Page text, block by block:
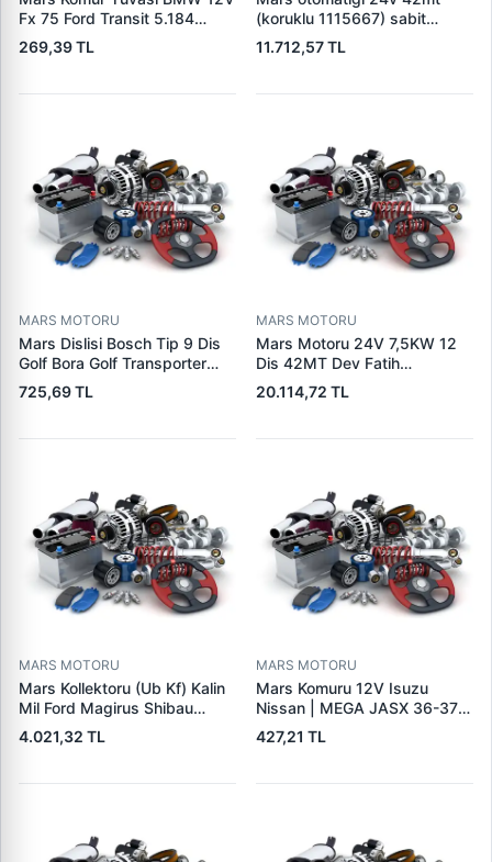
Fx 75 Ford Transit 5.184
Visteon | PARS PRS-BHL230
| OEM 97VB11000AA
269,39 TL
(koruklu 1115667) sabit
pistonlu 3604650rx 7t0258
7x1955
11.712,57 TL
MARS MOTORU
Mars Dislisi Bosch Tip 9 Dis
Golf Bora Golf Transporter
Seat Skoda (15713) | ZEN
1108 | OEM 1072156
725,69 TL
MARS MOTORU
Mars Motoru 24V 7,5KW 12
Dis 42MT Dev Fatih
Cat,140H, 963B Cummins
L10,Qsc John Deere
LES0313 | OEM 0R2186
20.114,72 TL
MARS MOTORU
Mars Kollektoru (Ub Kf) Kalin
Mil Ford Magirus Shibau
TM30 Steyr | MAKO
72313641 | OEM 72313641
4.021,32 TL
MARS MOTORU
Mars Komuru 12V Isuzu
Nissan | MEGA JASX 36-37 |
OEM JASX36-37
427,21 TL